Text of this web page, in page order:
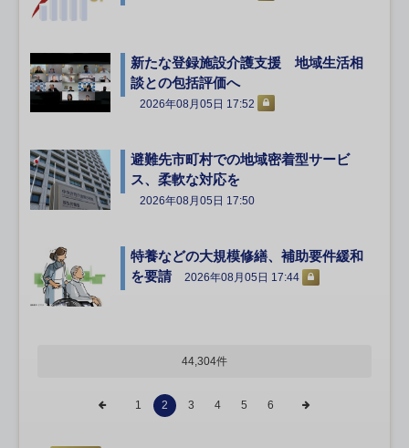
新たな登録施設介護支援 地域生活相
談との包括評価へ
2026年08月05日 17:52
避難先市町村での地域密着型サービ
ス、柔軟な対応を
2026年08月05日 17:50
特養などの大規模修繕、補助要件緩和
を要請
2026年08月05日 17:44
44,304件
1 2 3 4 5 6